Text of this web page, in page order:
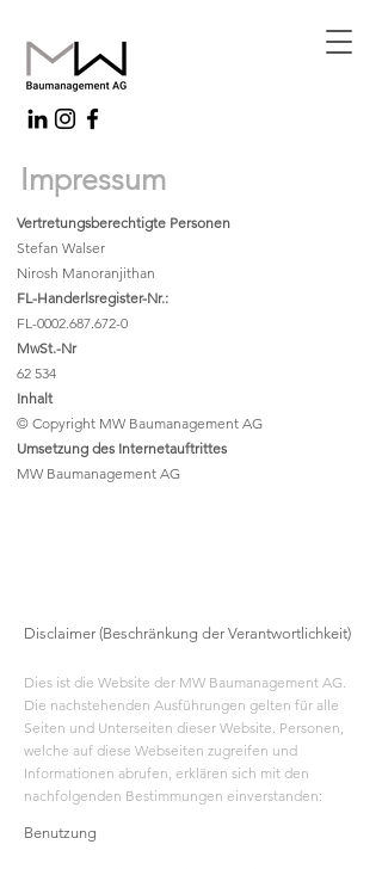
Impressum
Vertretungsberechtigte Personen
Stefan Walser
Nirosh Manoranjithan
FL-Handerlsregister-Nr.:
FL-0002.687.672-0
MwSt.-Nr
62 534
Inhalt
© Copyright MW Baumanagement AG
Umsetzung des Internetauftrittes
MW Baumanagement AG
Disclaimer (Beschränkung der Verantwortlichkeit)
Dies ist die Website der MW Baumanagement AG.
Die nachstehenden Ausführungen gelten für alle
Seiten und Unterseiten dieser Website. Personen,
welche auf diese Webseiten zugreifen und
Informationen abrufen, erklären sich mit den
nachfolgenden Bestimmungen einverstanden:
Benutzung